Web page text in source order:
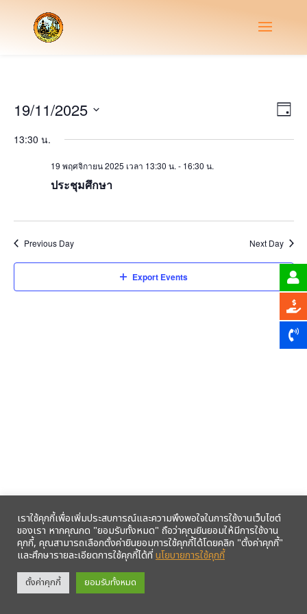
Day
19/11/2025
date.
13:30 น.
19 พฤศจิกายน 2025 เวลา 13:30 น. - 16:30 น.
ประชุมศึกษา
Previous Day Next Day
Export Events
รับข้อมูลข่าวสารจากสหกรณ์ฯ ผ่าน LINE ก่อนใคร คลิก!
เราใช้คุกกี้เพื่อเพิ่มประสบการณ์และความพึงพอใจในการใช้งานเว็บไซต์
ของเรา หากคุณกด "ยอมรับทั้งหมด" ถือว่าคุณยินยอมให้มีการใช้งาน
คุกกี้, คุณสามารถเลือกตั้งค่ายินยอมการใช้คุกกี้ได้โดยคลิก "ตั้งค่าคุกกี้"
และศึกษารายละเอียดการใช้คุกกี้ได้ที่นโยบายการใช้คุกกี้
ตั้งค่าคุกกี้ ยอมรับทั้งหมด